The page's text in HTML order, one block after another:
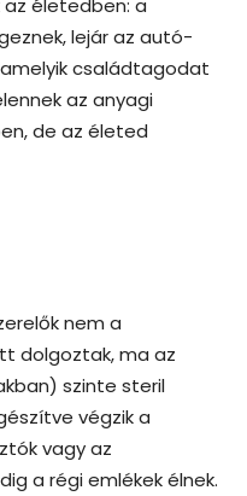
az életedben: a
lejár az autó-
családtagodat
az anyagi
de az életed
nem a
dolgoztak, ma az
szinte steril
végzik a
vagy az
a régi emlékek élnek.